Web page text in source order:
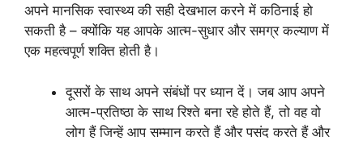
अपने मानसिक स्वास्थ्य की सही देखभाल करने में कठिनाई हो
सकती है – क्योंकि यह आपके आत्म-सुधार और समग्र कल्याण में
एक महत्वपूर्ण शक्ति होती है।
दूसरों के साथ अपने संबंधों पर ध्यान दें। जब आप अपने
आत्म-प्रतिष्ठा के साथ रिश्ते बना रहे होते हैं, तो वह वो
लोग हैं जिन्हें आप सम्मान करते हैं और पसंद करते हैं और